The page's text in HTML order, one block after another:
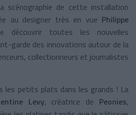
scénographie de cette installation
au designer très en vue Philippe
découvrir toutes les nouvelles
garde des innovations autour de la
collectionneurs et journalistes
les petits plats dans les grands ! La
Levy, créatrice de Peonies,